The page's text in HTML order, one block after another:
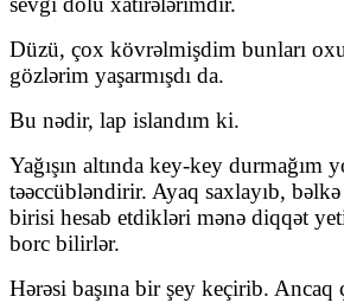
Düzü, çox kövrəlmişdim bunları
gözlərim yaşarmışdı da.
Bu nədir, lap islandım ki.
Yağışın altında key-key durmağım
təəccübləndirir. Ayaq saxlayıb,
birisi hesab etdikləri mənə diqqət
borc bilirlər.
Hərəsi başına bir şey keçirib. Ancaq